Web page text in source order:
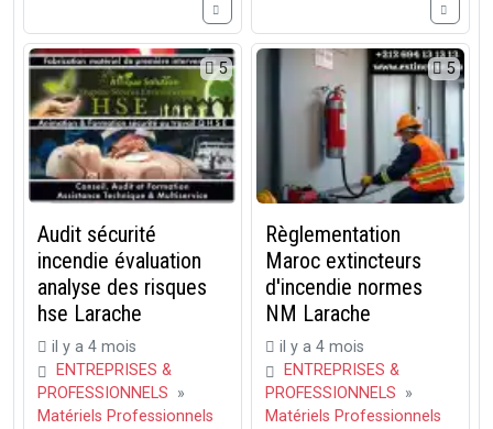
5
Audit sécurité
incendie évaluation
analyse des risques
hse Larache
il y a 4 mois
ENTREPRISES &
PROFESSIONNELS »
Matériels Professionnels
5
Règlementation
Maroc extincteurs
d'incendie normes
NM Larache
il y a 4 mois
ENTREPRISES &
PROFESSIONNELS »
Matériels Professionnels